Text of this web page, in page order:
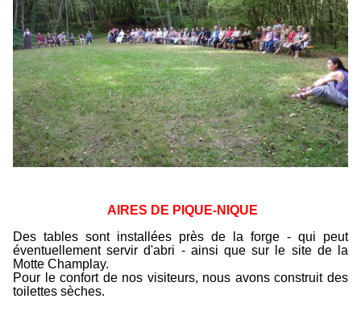
AIRES DE PIQUE-NIQUE
Des tables sont installées près de la forge - qui peut
éventuellement servir d'abri - ainsi que sur le site de la
Motte Champlay.
Pour le confort de nos visiteurs, nous avons construit des
toilettes sèches.